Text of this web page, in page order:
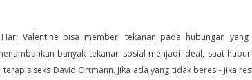
Hari Valentine bisa memberi tekanan pada hubungan
banyak tekanan sosial menjadi ideal, saat
terapis seks David Ortmann. Jika ada yang tidak beres - jika